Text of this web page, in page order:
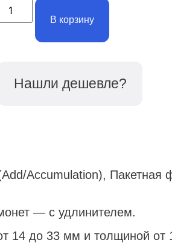
В корзину
Нашли дешевле?
Accumulation), Пакетная
— с удлинителем.
14 до 33 мм и толщиной